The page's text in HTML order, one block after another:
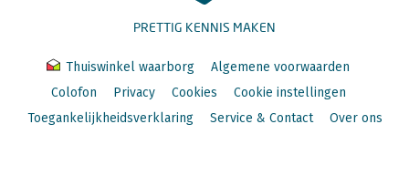
PRETTIG KENNIS MAKEN
Thuiswinkel waarborg
Algemene voorwaarden
Colofon
Privacy Cookies
Cookie instellingen
Toegankelijkheidsverklaring
Service & Contact Over ons